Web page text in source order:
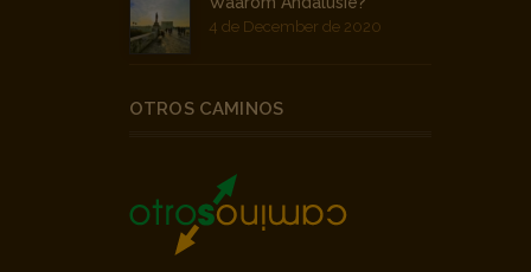
4 de December de 2020
OTROS CAMINOS